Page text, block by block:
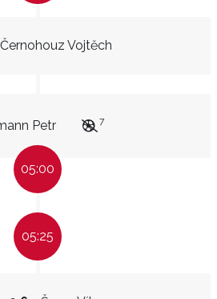
Černohouz Vojtěch
Petr 7
05:00
05:25